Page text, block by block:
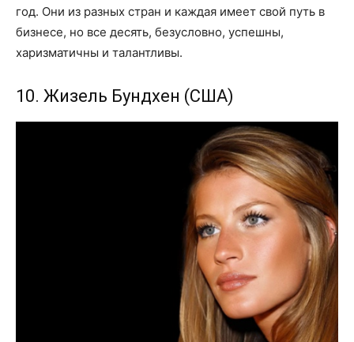
год. Они из разных стран и каждая имеет свой путь в
бизнесе, но все десять, безусловно, успешны,
харизматичны и талантливы.
10. Жизель Бундхен (США)